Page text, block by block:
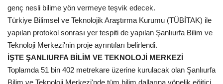
Künye
Sağlık
İletişim
genç nesli bilime yön vermeye teşvik edecek.
Türkiye Bilimsel ve Teknolojik Araştırma Kurumu (TÜBİTAK) ile
yapılan protokol sonrası yer tespiti de yapılan Şanlıurfa Bilim ve
Teknoloji Merkezi'nin proje ayrıntıları belirlendi.
İŞTE ŞANLIURFA BİLİM VE TEKNOLOJİ MERKEZİ
Toplamda 51 bin 402 metrekare üzerine kurulacak olan Şanlıurfa
Bilim ve Teknoloji Merkezi'nde tüm bilim dallarına yönelik eğitici